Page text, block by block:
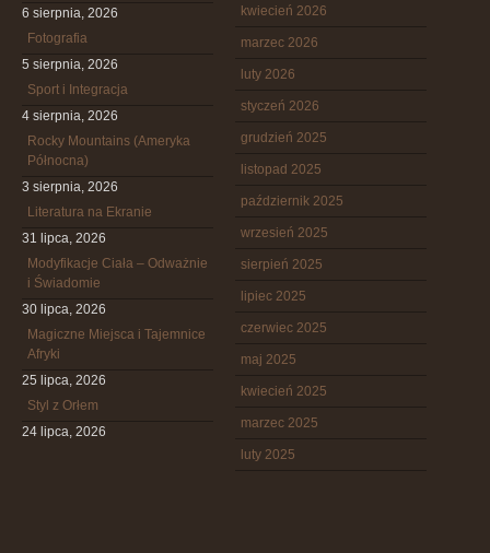
6 sierpnia, 2026
Fotografia
5 sierpnia, 2026
Sport i Integracja
4 sierpnia, 2026
Rocky Mountains (Ameryka
Północna)
3 sierpnia, 2026
Literatura na Ekranie
31 lipca, 2026
Modyfikacje Ciała – Odważnie
i Świadomie
30 lipca, 2026
Magiczne Miejsca i Tajemnice
Afryki
25 lipca, 2026
Styl z Orłem
24 lipca, 2026
kwiecień 2026
marzec 2026
luty 2026
styczeń 2026
grudzień 2025
listopad 2025
październik 2025
wrzesień 2025
sierpień 2025
lipiec 2025
czerwiec 2025
maj 2025
kwiecień 2025
marzec 2025
luty 2025